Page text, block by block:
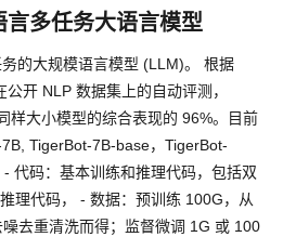
多任务大语言模型
的大规模语言模型 (LLM)。 根据
开 NLP 数据集上的自动评测，
样大小模型的综合表现的 96%。目前
TigerBot-7B-base，TigerBot-
代码：基本训练和推理代码，包括双
理代码， - 数据：预训练 100G，从
去重清洗而得；监督微调 1G 或 100